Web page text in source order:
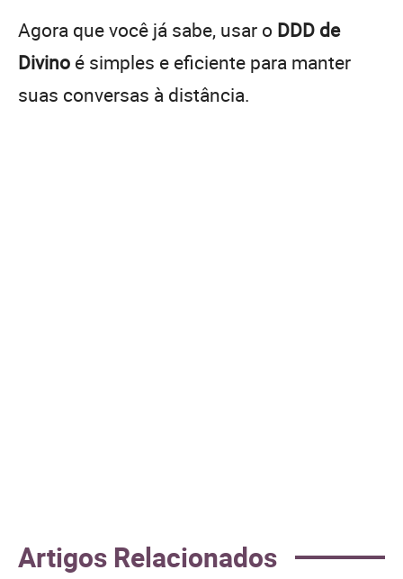
Agora que você já sabe, usar o DDD de
Divino é simples e eficiente para manter
suas conversas à distância.
Artigos Relacionados